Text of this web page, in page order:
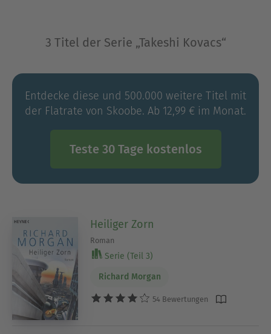
3 Titel der Serie „Takeshi Kovacs“
Entdecke diese und 500.000 weitere Titel mit
der Flatrate von Skoobe. Ab 12,99 € im Monat.
Teste 30 Tage kostenlos
Heiliger Zorn
Roman
Serie (Teil 3)
Richard Morgan
54 Bewertungen